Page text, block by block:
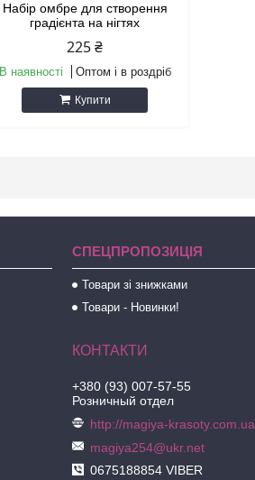
Набір омбре для створення
градієнта на нігтях
225 ₴
В наявності Оптом і в роздріб
Купити
СПЕЦПРОПОЗИЦІЯ
Товари зі знижками
Товари - Новинки!
+380 (93) 007-57-55
Розничный отдел
http://magiya-krasoty.com.ua
magiya254@ukr.net
0675188854 VIBER